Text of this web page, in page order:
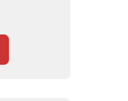
erläutert.